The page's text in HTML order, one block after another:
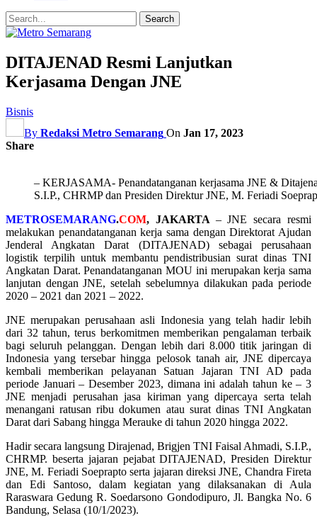
DITAJENAD Resmi Lanjutkan
Kerjasama Dengan JNE
Bisnis
By Redaksi Metro Semarang On Jan 17, 2023
Share
– KERJASAMA- Penandatanganan kerjasama JNE &
S.I.P., CHRMP dan Presiden Direktur JNE, M. Feriadi
METROSEMARANG.COM, JAKARTA – JNE secara resmi
melakukan penandatanganan kerja sama dengan Direktorat Ajudan
Jenderal Angkatan Darat (DITAJENAD) sebagai perusahaan
logistik terpilih untuk membantu pendistribusian surat dinas TNI
Angkatan Darat. Penandatanganan MOU ini merupakan kerja sama
lanjutan dengan JNE, setelah sebelumnya dilakukan pada periode
2020 – 2021 dan 2021 – 2022.
JNE merupakan perusahaan asli Indonesia yang telah hadir lebih
dari 32 tahun, terus berkomitmen memberikan pengalaman terbaik
bagi seluruh pelanggan. Dengan lebih dari 8.000 titik jaringan di
Indonesia yang tersebar hingga pelosok tanah air, JNE dipercaya
kembali memberikan pelayanan Satuan Jajaran TNI AD pada
periode Januari – Desember 2023, dimana ini adalah tahun ke – 3
JNE menjadi perusahan jasa kiriman yang dipercaya serta telah
menangani ratusan ribu dokumen atau surat dinas TNI Angkatan
Darat dari Sabang hingga Merauke di tahun 2020 hingga 2022.
Hadir secara langsung Dirajenad, Brigjen TNI Faisal Ahmadi, S.I.P.,
CHRMP. beserta jajaran pejabat DITAJENAD, Presiden Direktur
JNE, M. Feriadi Soeprapto serta jajaran direksi JNE, Chandra Fireta
dan Edi Santoso, dalam kegiatan yang dilaksanakan di Aula
Raraswara Gedung R. Soedarsono Gondodipuro, Jl. Bangka No. 6
Bandung, Selasa (10/1/2023).